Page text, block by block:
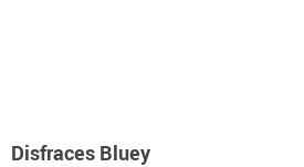
Disfraces Bluey